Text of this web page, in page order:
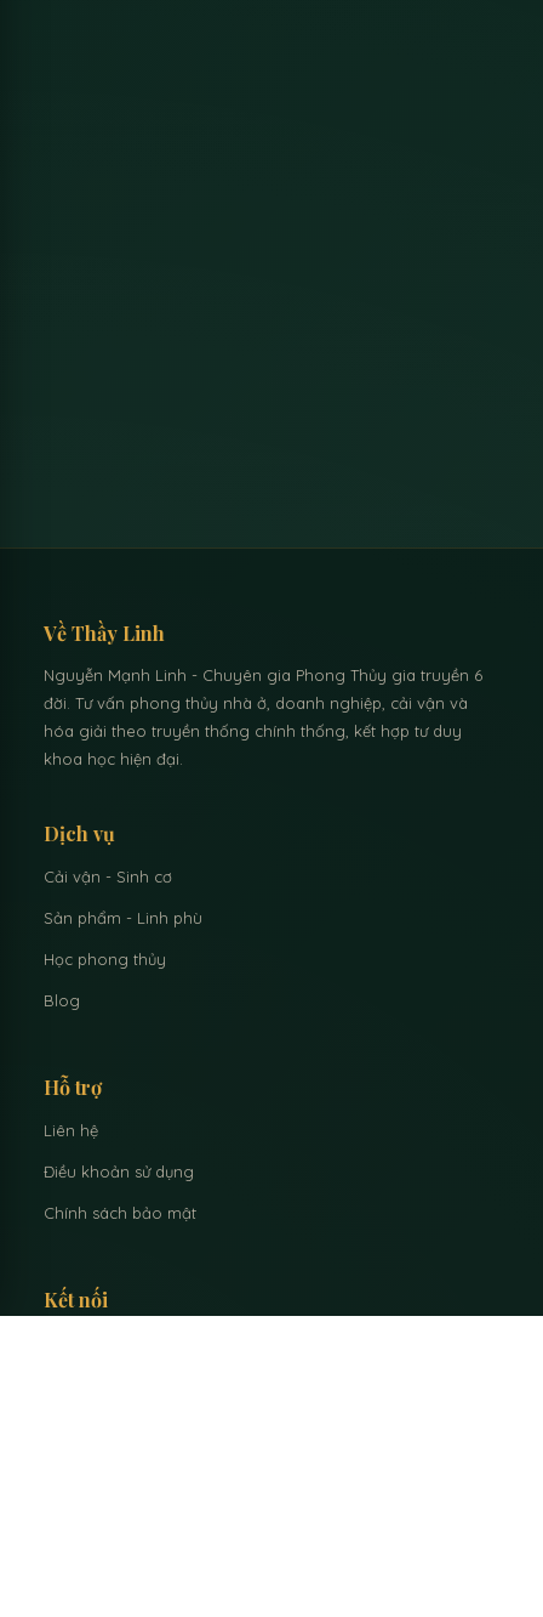
Về Thầy Linh
Nguyễn Mạnh Linh - Chuyên gia Phong Thủy gia truyền 6
đời. Tư vấn phong thủy nhà ở, doanh nghiệp, cải vận và
hóa giải theo truyền thống chính thống, kết hợp tư duy
khoa học hiện đại.
Dịch vụ
Cải vận - Sinh cơ
Sản phẩm - Linh phù
Học phong thủy
Blog
Hỗ trợ
Liên hệ
Điều khoản sử dụng
Chính sách bảo mật
Kết nối